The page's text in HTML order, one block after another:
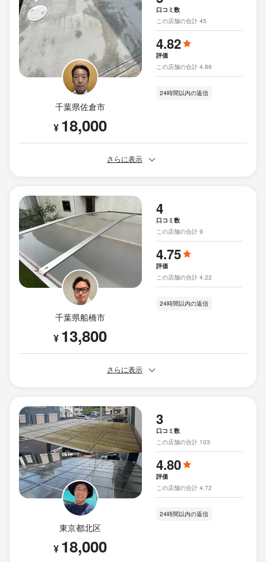
千葉県佐倉市
¥ 18,000
口コミ数
この店舗の合計 45
4.82
評価
この店舗の合計 4.86
24時間以内の返信
さらに表示
千葉県船橋市
¥ 13,800
4
口コミ数
この店舗の合計 9
4.75
評価
この店舗の合計 4.22
24時間以内の返信
さらに表示
東京都北区
¥ 18,000
3
口コミ数
この店舗の合計 103
4.80
評価
この店舗の合計 4.72
24時間以内の返信